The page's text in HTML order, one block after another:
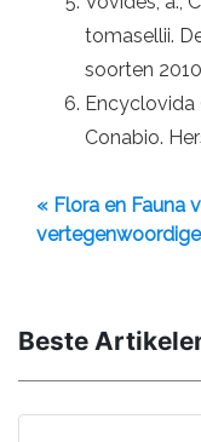
tomasellii.
soorten
Encyclovida
Conabio.
« Flora en Fauna
Beste